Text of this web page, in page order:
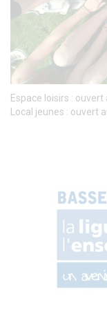
Espace loisirs :
Local jeunes : ouvert